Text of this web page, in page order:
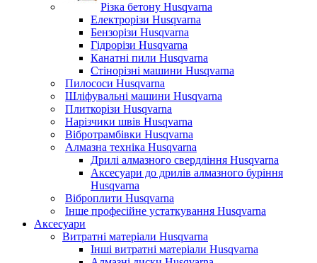
Різка бетону Husqvarna
Електрорізи Husqvarna
Бензорізи Husqvarna
Гідрорізи Husqvarna
Канатні пили Husqvarna
Стінорізні машини Husqvarna
Пилососи Husqvarna
Шліфувальні машини Husqvarna
Плиткорізи Husqvarna
Нарізчики швів Husqvarna
Вібротрамбівки Husqvarna
Алмазна техніка Husqvarna
Дрилі алмазного свердління Husqvarna
Аксесуари до дрилів алмазного буріння
Husqvarna
Віброплити Husqvarna
Інше професійне устаткування Husqvarna
Аксесуари
Витратні матеріали Husqvarna
Інші витратні матеріали Husqvarna